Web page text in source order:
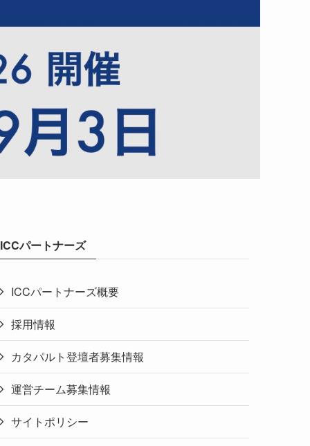
ICCパートナーズ
ICCパートナーズ概要
採用情報
カタパルト登壇者募集情報
運営チーム募集情報
サイトポリシー